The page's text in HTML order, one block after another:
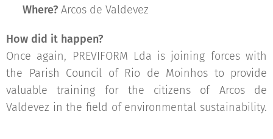
Where? Arcos de Valdevez
How did it happen?
Once again, PREVIFORM Lda is joining forces with
the Parish Council of Rio de Moinhos to provide
valuable training for the citizens of Arcos de
Valdevez in the field of environmental sustainability.